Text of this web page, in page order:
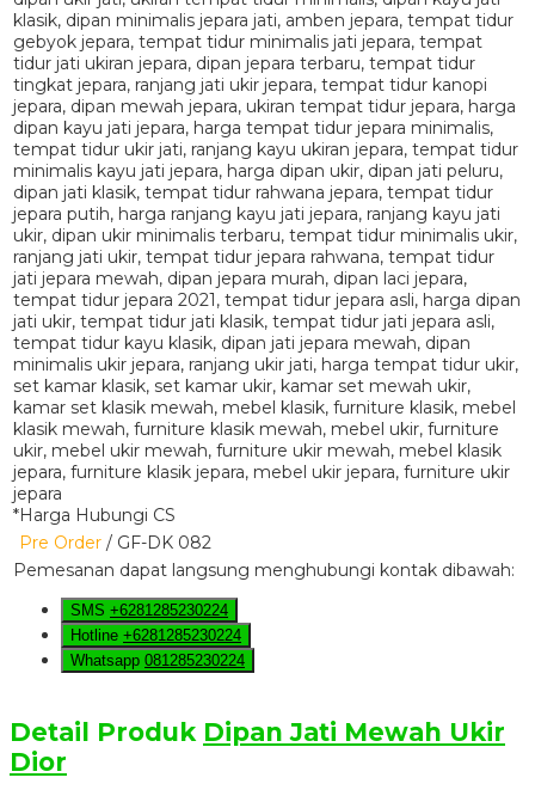
*Harga Hubungi CS
Pre Order / GF-DK 082
Pemesanan dapat langsung menghubungi kontak dibawah:
SMS +6281285230224
Hotline +6281285230224
Whatsapp 081285230224
Detail Produk Dipan Jati Mewah Ukir
Dior